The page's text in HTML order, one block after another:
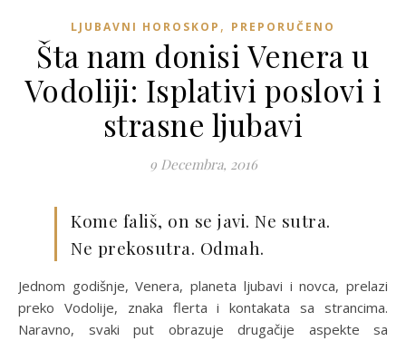
LJUBAVNI HOROSKOP , PREPORUČENO
Šta nam donisi Venera u
Vodoliji: Isplativi poslovi i
strasne ljubavi
9 Decembra, 2016
Kome fališ, on se javi. Ne sutra.
Ne prekosutra. Odmah.
Jednom godišnje, Venera, planeta ljubavi i novca, prelazi
preko Vodolije, znaka flerta i kontakata sa strancima.
Naravno, svaki put obrazuje drugačije aspekte sa